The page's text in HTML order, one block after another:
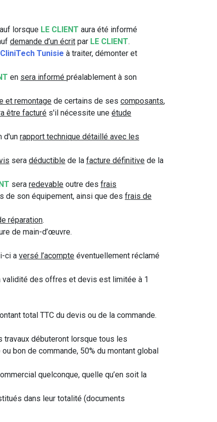
lorsque LE CLIENT aura été informé
demande d’un écrit par LE CLIENT.
CliniTech Tunisie à traiter, démonter et
en sera informé préalablement à son
et remontage de certains de ses composants,
être facturé s'il nécessite une étude
d'un rapport technique détaillé avec les
sera déductible de la facture définitive de la
sera redevable outre des frais
de son équipement, ainsi que des frais de
réparation.
de main-d’œuvre.
ci a versé l’acompte éventuellement réclamé
validité des offres et devis est limitée à 1
total TTC du devis ou de la commande.
travaux débuteront lorsque tous les
bon de commande, 50% du montant global
quelconque, quelle qu’en soit la
dans leur totalité (documents